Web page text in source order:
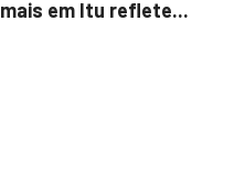
em Itu reflete...